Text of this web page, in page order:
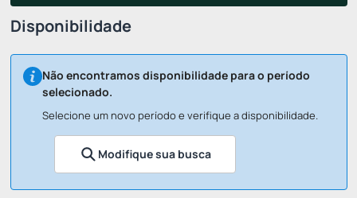
Disponibilidade
Não encontramos disponibilidade para o período
selecionado.
Selecione um novo período e verifique a disponibilidade.
Modifique sua busca